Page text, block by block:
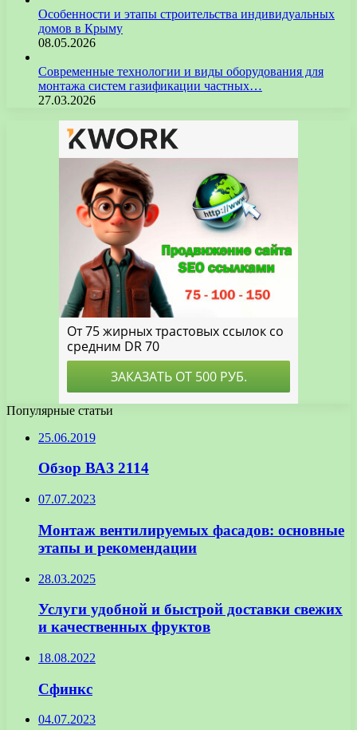
Особенности и этапы строительства индивидуальных
домов в Крыму
08.05.2026
Современные технологии и виды оборудования для
монтажа систем газификации частных…
27.03.2026
Популярные статьи
25.06.2019
Обзор ВАЗ 2114
07.07.2023
Монтаж вентилируемых фасадов: основные
этапы и рекомендации
28.03.2025
Услуги удобной и быстрой доставки свежих
и качественных фруктов
18.08.2022
Сфинкс
04.07.2023